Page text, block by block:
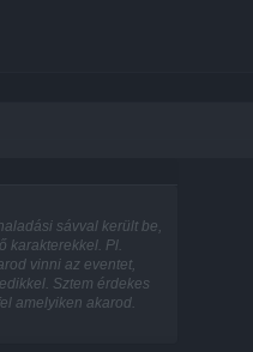
sávval került be,
karakterekkel. Pl.
vinni az eventet,
Sztem érdekes
amelyiken akarod.